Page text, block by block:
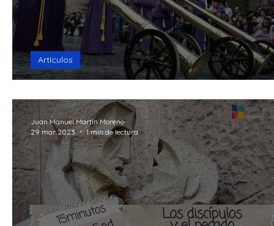
La música en la Semana Santa
Artículos
Juan Manuel Martín Moreno
29 mar 2023
1 min de lectura